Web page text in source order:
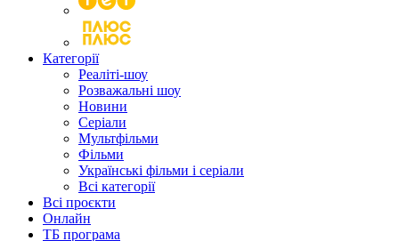
Категорії
Реаліті-шоу
Розважальні шоу
Новини
Серіали
Мультфільми
Фільми
Українські фільми і серіали
Всі категорії
Всі проєкти
Онлайн
ТБ програма